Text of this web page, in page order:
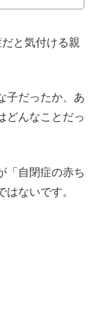
と気付ける親
子だったか、あ
どんなことだっ
「自閉症の赤ち
ないです。